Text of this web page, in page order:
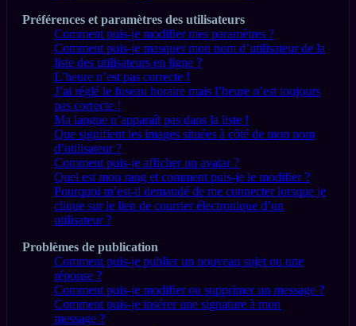
Préférences et paramètres des utilisateurs
Comment puis-je modifier mes paramètres ?
Comment puis-je masquer mon nom d’utilisateur de la
liste des utilisateurs en ligne ?
L’heure n’est pas correcte !
J’ai réglé le fuseau horaire mais l’heure n’est toujours
pas correcte !
Ma langue n’apparaît pas dans la liste !
Que signifient les images situées à côté de mon nom
d’utilisateur ?
Comment puis-je afficher un avatar ?
Quel est mon rang et comment puis-je le modifier ?
Pourquoi m’est-il demandé de me connecter lorsque je
clique sur le lien de courrier électronique d’un
utilisateur ?
Problèmes de publication
Comment puis-je publier un nouveau sujet ou une
réponse ?
Comment puis-je modifier ou supprimer un message ?
Comment puis-je insérer une signature à mon
message ?